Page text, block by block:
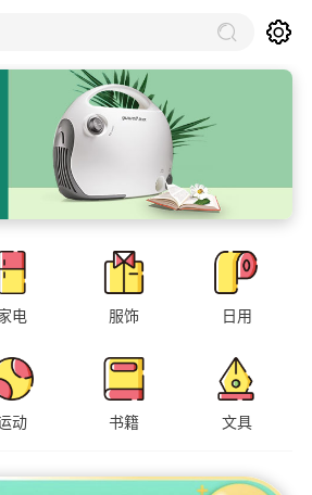
电 服饰 日用
动 书籍 文具